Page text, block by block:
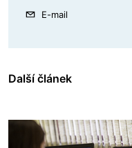
E-mail
Další článek